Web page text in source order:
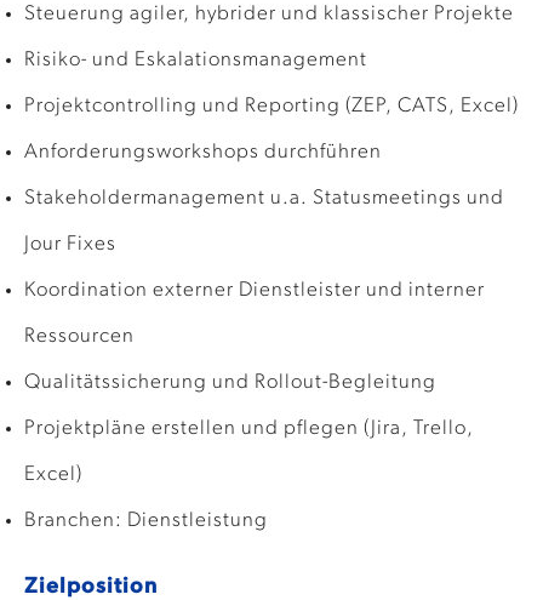
Steuerung agiler, hybrider und klassischer Projekte
Risiko- und Eskalationsmanagement
Projektcontrolling und Reporting (ZEP, CATS, Excel)
Anforderungsworkshops durchführen
Stakeholdermanagement u.a. Statusmeetings und
Jour Fixes
Koordination externer Dienstleister und interner
Ressourcen
Qualitätssicherung und Rollout-Begleitung
Projektpläne erstellen und pflegen (Jira, Trello,
Excel)
Branchen: Dienstleistung
Zielposition